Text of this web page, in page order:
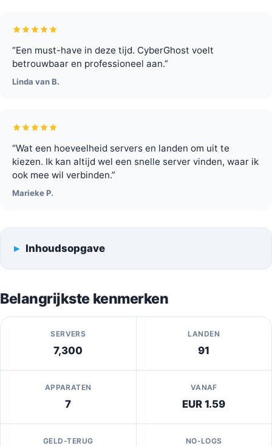
“Een must-have in deze tijd. CyberGhost voelt
betrouwbaar en professioneel aan.”
Linda van B.
“Wat een hoeveelheid servers en landen om uit te
kiezen. Ik kan altijd wel een snelle server vinden, waar ik
ook mee wil verbinden.”
Marieke P.
Inhoudsopgave
Belangrijkste kenmerken
SERVERS
7,300
LANDEN
91
APPARATEN
7
VANAF
EUR 1.59
GELD-TERUG NO-LOGS